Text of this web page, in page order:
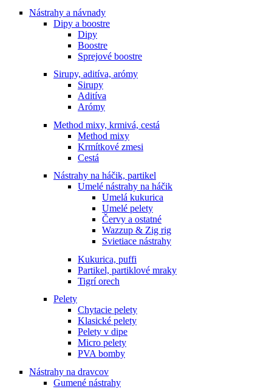
Nástrahy a návnady
Dipy a boostre
Dipy
Boostre
Sprejové boostre
Sirupy, aditíva, arómy
Sirupy
Aditíva
Arómy
Method mixy, krmivá, cestá
Method mixy
Krmítkové zmesi
Cestá
Nástrahy na háčik, partikel
Umelé nástrahy na háčik
Umelá kukurica
Umelé pelety
Červy a ostatné
Wazzup & Zig rig
Svietiace nástrahy
Kukurica, puffi
Partikel, partiklové mraky
Tigrí orech
Pelety
Chytacie pelety
Klasické pelety
Pelety v dipe
Micro pelety
PVA bomby
Nástrahy na dravcov
Gumené nástrahy